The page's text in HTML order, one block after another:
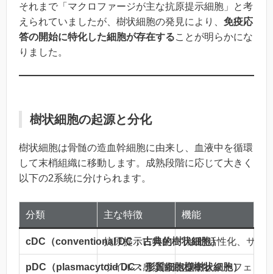
それまで「マクロファージが主な抗原提示細胞」と考
えられていましたが、樹状細胞の発見により、 免疫応
答の開始に特化した細胞が存在することが明らかにな
りました。
樹状細胞の起源と分化
樹状細胞は骨髄の造血幹細胞に由来し、血液中を循環
して末梢組織に移動します。成熟段階に応じて大きく
以下の2系統に分けられます。
分類 主な特徴 機能
cDC（conventional DC：古典的樹状細胞）
抗原提示に特化 T細胞活性化、サイ
pDC（plasmacytoid DC：形質細胞様樹状細胞）
ウイルス感染感知に特化I型インターフェロ